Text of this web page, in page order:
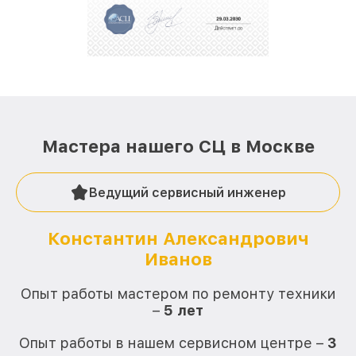
репутацию. Мы постоянно совершенствуемся и
стараемся каждый день делать наш сервис еще
Мастера нашего СЦ в Москве
Ведущий сервисный инженер
Константин Александрович
Иванов
Опыт работы мастером по ремонту техники
– 5 лет
Опыт работы в нашем сервисном центре – 3